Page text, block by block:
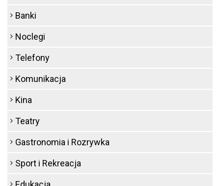
Banki
Noclegi
Telefony
Komunikacja
Kina
Teatry
Gastronomia i Rozrywka
Sport i Rekreacja